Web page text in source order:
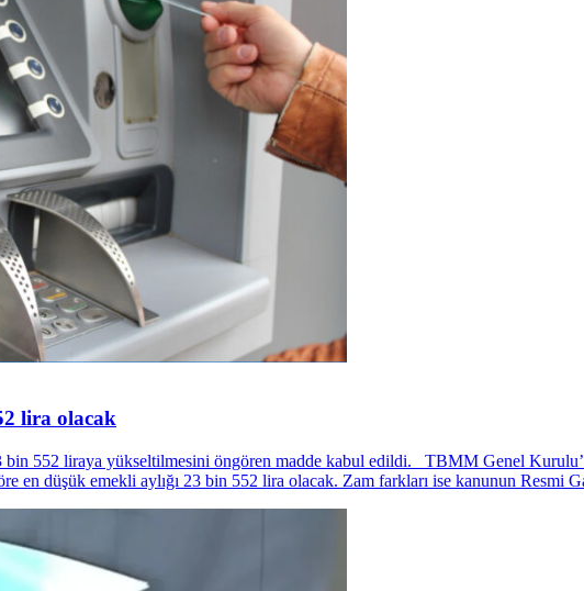
lira olacak
bin 552 liraya yükseltilmesini öngören madde kabul edildi. TBMM Genel
en düşük emekli aylığı 23 bin 552 lira olacak. Zam farkları ise kanunun Resmi